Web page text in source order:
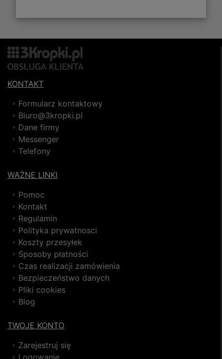
KONTAKT
Formularz kontaktowy
Biuro@3kropki.pl
Dane firmy
Messenger
Telefony
WAŻNE LINKI
Pomoc
Kontakt
Regulamin
Polityka prywatnosci
Koszty przesyłek
Sposoby płatności
Czas realizacji zamówienia
Bezpieczeństwo danych
Pliki cookies
Blog
TWOJE KONTO
Zarejestruj się
Logowanie